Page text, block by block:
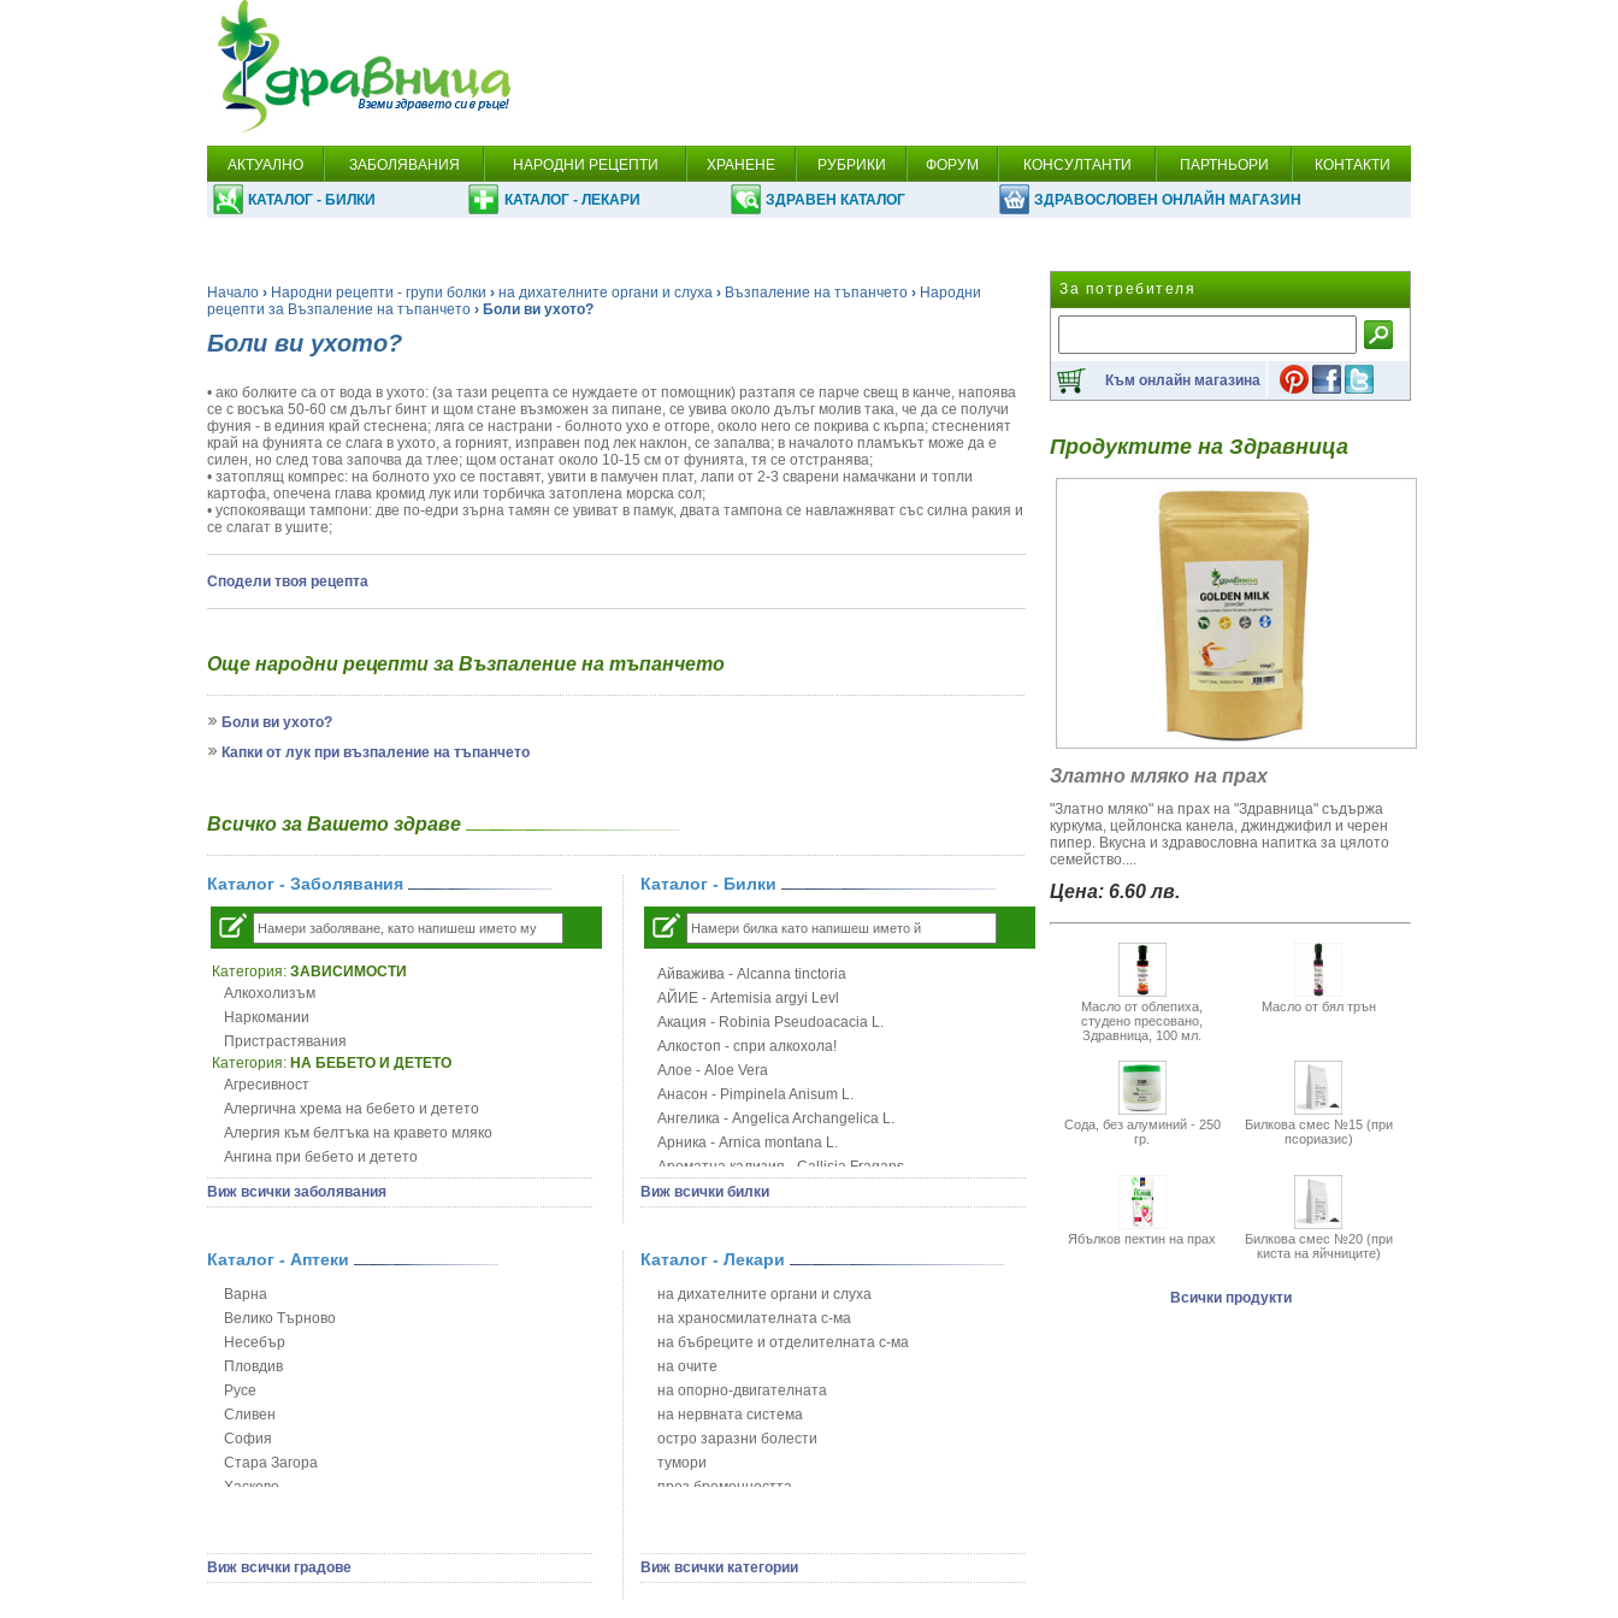
АКТУАЛНО ЗАБОЛЯВАНИЯ НАРОДНИ РЕЦЕПТИ ХРАНЕНЕ РУБРИКИ ФОРУМ КОНСУЛТАНТИ ПАРТНЬОРИ КОНТАКТИ
КАТАЛОГ - БИЛКИ КАТАЛОГ - ЛЕКАРИ ЗДРАВЕН КАТАЛОГ ЗДРАВОСЛОВЕН ОНЛАЙН МАГАЗИН
Начало › Народни рецепти - групи болки › на дихателните органи и слуха › Възпаление на тъпанчето › Народни
рецепти за Възпаление на тъпанчето › Боли ви ухото?
Боли ви ухото?
• ако болките са от вода в ухото: (за тази рецепта се нуждаете от помощник) разтапя се парче свещ в канче, напоява
се с восъка 50-60 см дълъг бинт и щом стане възможен за пипане, се увива около дълъг молив така, че да се получи
фуния - в единия край стеснена; ляга се настрани - болното ухо е отгоре, около него се покрива с кърпа; стесненият
край на фунията се слага в ухото, а горният, изправен под лек наклон, се запалва; в началото пламъкът може да е
силен, но след това започва да тлее; щом останат около 10-15 см от фунията, тя се отстранява;
• затоплящ компрес: на болното ухо се поставят, увити в памучен плат, лапи от 2-3 сварени намачкани и топли
картофа, опечена глава кромид лук или торбичка затоплена морска сол;
• успокояващи тампони: две по-едри зърна тамян се увиват в памук, двата тампона се навлажняват със силна ракия и
се слагат в ушите;
Сподели твоя рецепта
Oще народни рецепти за Възпаление на тъпанчето
Боли ви ухото?
Капки от лук при възпаление на тъпанчето
Всичко за Вашето здраве
Каталог - Заболявания
Категория: ЗАВИСИМОСТИ
Алкохолизъм
Наркомании
Пристрастявания
Категория: НА БЕБЕТО И ДЕТЕТО
Агресивност
Алергична хрема на бебето и детето
Алергия към белтъка на кравето мляко
Ангина при бебето и детето
Анемия при бебето и детето
Апетит - пълни деца
Безапетитие при бебето и детето
Бронхит и пневмония при деца
Варицела
Висока температура на бебето и детето
Възпаление на ушите на бебето и детето
Глисти
Грижа за пъпа на новороденото
Грип при бебето и детето
Гърч
Детски диабет
Виж всички заболявания
Каталог - Билки
Айважива - Alcanna tinctoria
АЙИЕ - Artemisia argyi Levl
Акация - Robinia Pseudoacacia L.
Алкостоп - спри алкохола!
Алое - Aloe Vera
Анасон - Pimpinela Anisum L.
Ангелика - Angelica Archangelica L.
Арника - Arnica montana L.
Ароматна кализия - Callisia Fragans
Арония - Sorbus melanocorpa
Блатен аир - Acorus calamus L.
Блатен тъжник - Spirea ulmaria L.
Блян
Бобови шушулки - Phaseolus Vulgaris L.
Божур - Paeonia Decora
Борови връхчета - Pinus sylvestris
Босилек - Ocimum Basillicum
Брей - Tamus Communis
Брош - Rubia tinctorum L.
Бръшлян - Hedera helix L.
Бял имел - Viscum album L.
Бял оман - Inula Helenium L.
Виж всички билки
Каталог - Аптеки
Варна
Велико Търново
Несебър
Пловдив
Русе
Сливен
София
Стара Загора
Хасково
Виж всички градове
Каталог - Лекари
на дихателните органи и слуха
на храносмилателната с-ма
на бъбреците и отделителната с-ма
на очите
на опорно-двигателната
на нервната система
остро заразни болести
тумори
през бременността
сексуални проблеми
на половите органи
Виж всички категории
За потребителя
Към онлайн магазина
Продуктите на Здравница
Златно мляко на прах
"Златно мляко" на прах на "Здравница" съдържа
куркума, цейлонска канела, джинджифил и черен
пипер. Вкусна и здравословна напитка за цялото
семейство....
Цена: 6.60 лв.
Масло от облепиха,
студено пресовано,
Здравница, 100 мл.
Масло от бял трън
Сода, без алуминий - 250
гр.
Билкова смес №15 (при
псориазис)
Ябълков пектин на прах
Билкова смес №20 (при
киста на яйчниците)
Всички продукти